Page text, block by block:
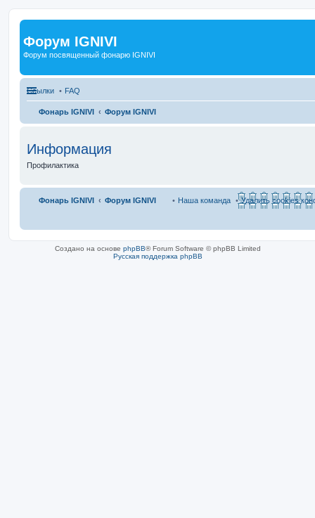
Форум IGNIVI
Форум посвященный фонарю IGNIVI
Ссылки FAQ
Фонарь IGNIVI Форум IGNIVI
Информация
Профилактика
Фонарь IGNIVI Форум IGNIVI Удалить cookies
Наша команда
Создано на основе phpBB® Forum Software © phpBB Limited
Русская поддержка phpBB